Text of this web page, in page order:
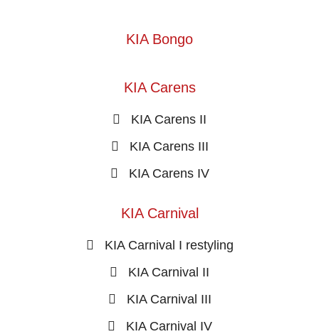
KIA Bongo
KIA Carens
KIA Carens II
KIA Carens III
KIA Carens IV
KIA Carnival
KIA Carnival I restyling
KIA Carnival II
KIA Carnival III
KIA Carnival IV